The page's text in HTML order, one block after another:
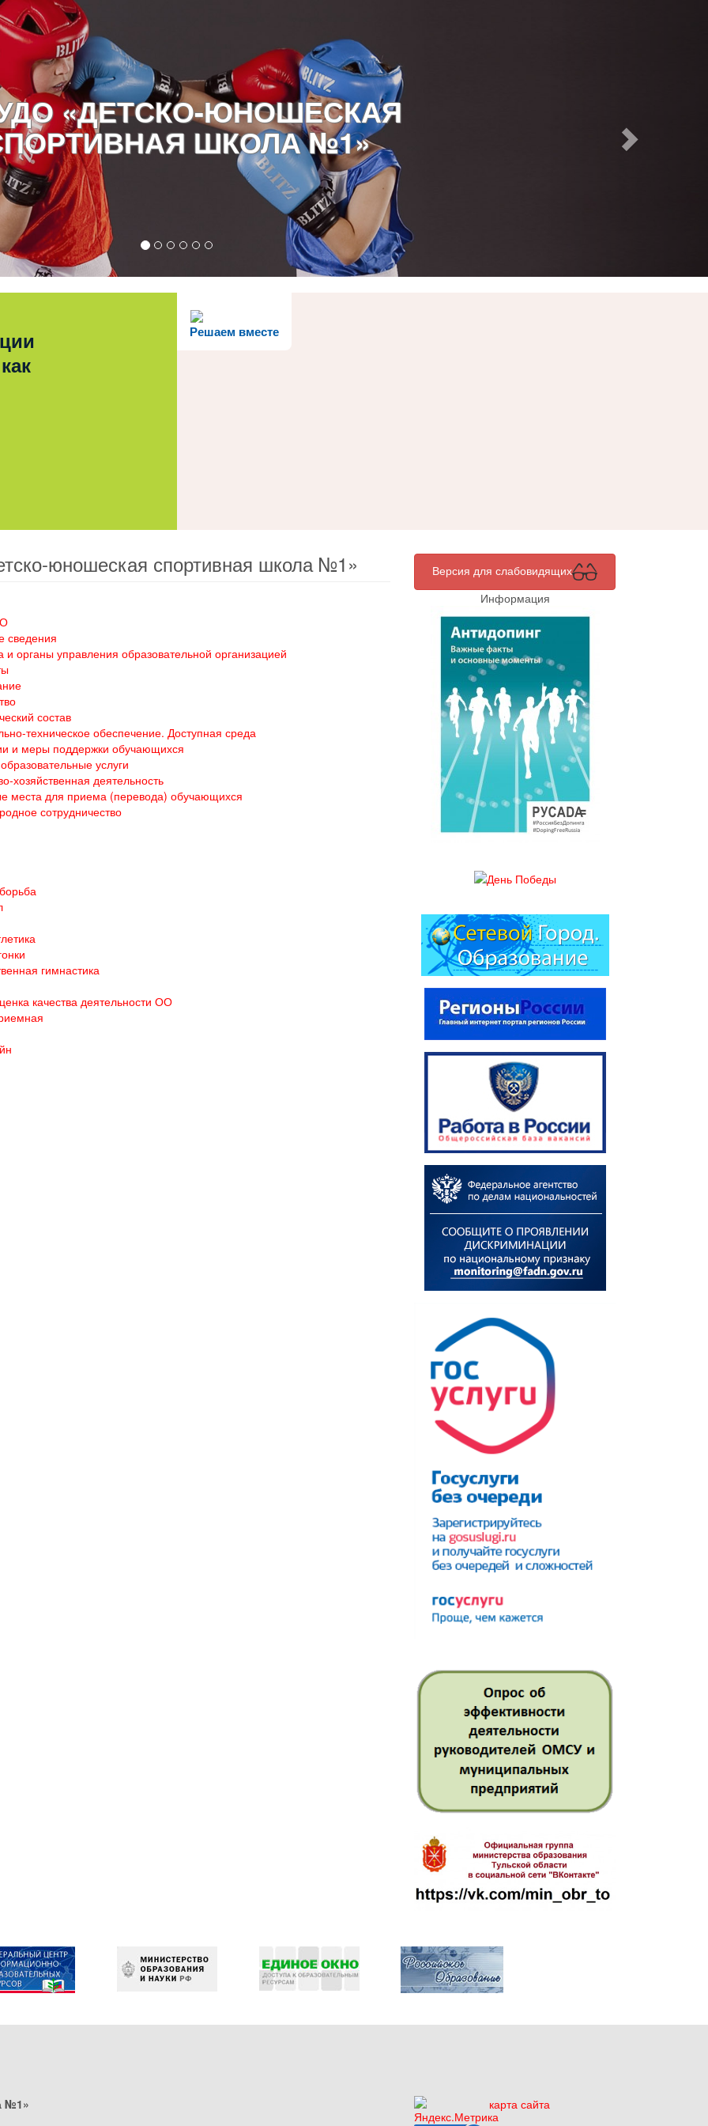
«ДЕТСКО-ЮНОШЕСКАЯ
ШКОЛА №1»
Решаем вместе
юношеская спортивная школа №1»
сведения
и органы управления образовательной организацией
состав
техническое обеспечение. Доступная среда
и меры поддержки обучающихся
услуги
хозяйственная деятельность
места для приема (перевода) обучающихся
сотрудничество
гимнастика
качества деятельности ОО
Версия для слабовидящих
Информация
№1»
карта сайта